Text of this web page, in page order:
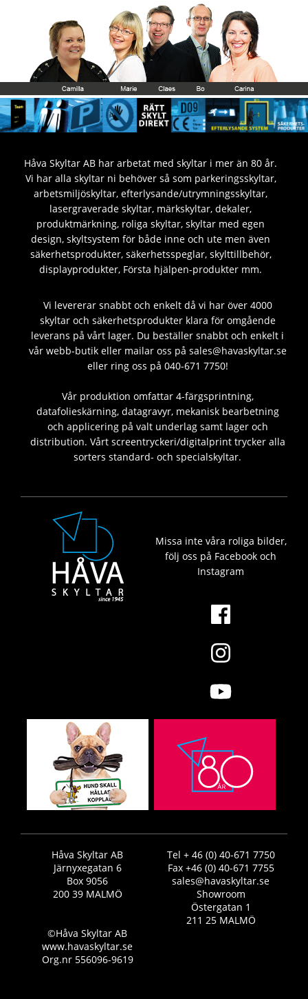
Håva Skyltar AB har arbetat med skyltar i mer än 80 år.
Vi har alla skyltar ni behöver så som parkeringsskyltar,
arbetsmiljöskyltar, efterlysande/utrymningsskyltar,
lasergraverade skyltar, märkskyltar, dekaler,
produktmärkning, roliga skyltar, skyltar med egen
design, skyltsystem för både inne och ute men även
säkerhetsprodukter, säkerhetsspeglar, skylttillbehör,
displayprodukter, Första hjälpen-produkter mm.
Vi levererar snabbt och enkelt då vi har över 4000
skyltar och säkerhetsprodukter klara för omgående
leverans på vårt lager. Du beställer snabbt och enkelt i
vår webb-butik eller mailar oss på sales@havaskyltar.se
eller ring oss på 040-671 7750!
Vår produktion omfattar 4-färgsprintning,
datafolieskärning, datagravyr, mekanisk bearbetning
och applicering på valt underlag samt lager och
distribution. Vårt screentryckeri/digitalprint trycker alla
sorters standard- och specialskyltar.
Missa inte våra roliga bilder,
följ oss på Facebook och
Instagram
Håva Skyltar AB
Järnyxegatan 6
Box 9056
200 39 MALMÖ
Tel + 46 (0) 40-671 7750
Fax +46 (0) 40-671 7755
sales@havaskyltar.se
Showroom
Östergatan 1
211 25 MALMÖ
©Håva Skyltar AB
www.havaskyltar.se
Org.nr 556096-9619